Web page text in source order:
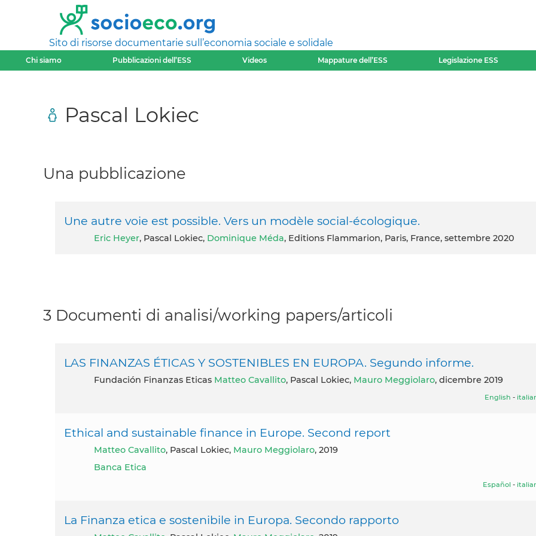
Sito di risorse documentarie sull’economia sociale e solidale
Chi siamo Pubblicazioni dell’ESS Videos Mappature dell’ESS Legislazione ESS
Pascal Lokiec
Una pubblicazione
Une autre voie est possible. Vers un modèle social-écologique.
Eric Heyer, Pascal Lokiec, Dominique Méda, Editions Flammarion, Paris, France, settembre 2020
3 Documenti di analisi/working papers/articoli
LAS FINANZAS ÉTICAS Y SOSTENIBLES EN EUROPA. Segundo informe.
Fundación Finanzas Eticas Matteo Cavallito, Pascal Lokiec, Mauro Meggiolaro, dicembre 2019
English -
Ethical and sustainable finance in Europe. Second report
Matteo Cavallito, Pascal Lokiec, Mauro Meggiolaro, 2019
Banca Etica
Español -
La Finanza etica e sostenibile in Europa. Secondo rapporto